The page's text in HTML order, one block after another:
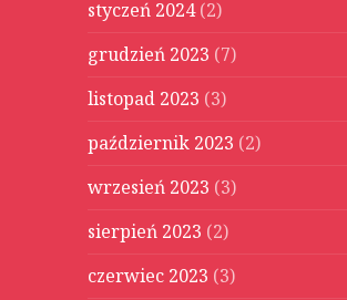
styczeń 2024(2)
grudzień 2023 (7)
listopad 2023 (3)
październik 2023 (2)
wrzesień 2023 (3)
sierpień 2023 (2)
czerwiec 2023 (3)